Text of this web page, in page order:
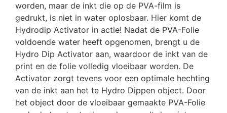
worden, maar de inkt die op de PVA-film is
gedrukt, is niet in water oplosbaar. Hier komt de
Hydrodip Activator in actie! Nadat de PVA-Folie
voldoende water heeft opgenomen, brengt u de
Hydro Dip Activator aan, waardoor de inkt van de
print en de folie volledig vloeibaar worden. De
Activator zorgt tevens voor een optimale hechting
van de inkt aan het te Hydro Dippen object. Door
het object door de vloeibaar gemaakte PVA-Folie